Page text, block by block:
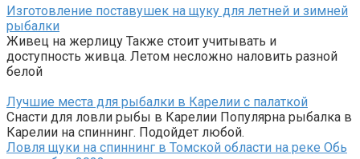
Изготовление поставушек на щуку для летней и зимней
рыбалки
Живец на жерлицу Также стоит учитывать и
доступность живца. Летом несложно наловить разной
белой
Лучшие места для рыбалки в Карелии с палаткой
Снасти для ловли рыбы в Карелии Популярна рыбалка в
Карелии на спиннинг. Подойдет любой.
Ловля щуки на спиннинг в Томской области на реке Обь